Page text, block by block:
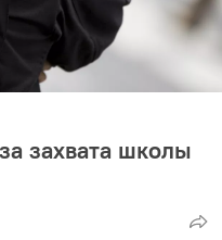
захвата школы